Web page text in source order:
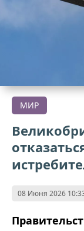
МИР
08 Июня 2026